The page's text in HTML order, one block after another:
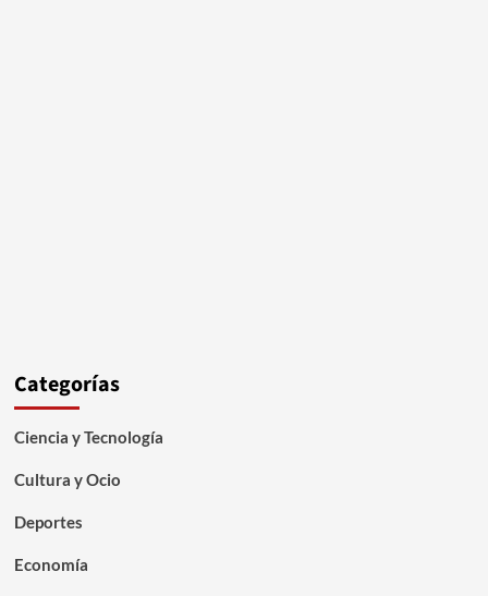
Categorías
Ciencia y Tecnología
Cultura y Ocio
Deportes
Economía